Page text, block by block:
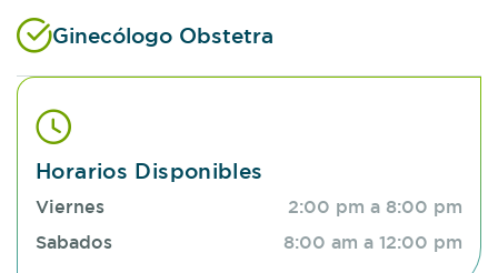
Ginecólogo Obstetra
Horarios Disponibles
Viernes
2:00 pm a 8:00 pm
Sabados
8:00 am a 12:00 pm